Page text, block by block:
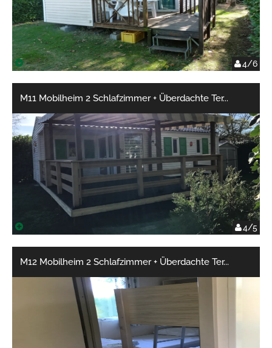
4/6
4/5
M11 Mobilheim 2 Schlafzimmer + Überdachte Ter...
M12 Mobilheim 2 Schlafzimmer + Überdachte Ter...